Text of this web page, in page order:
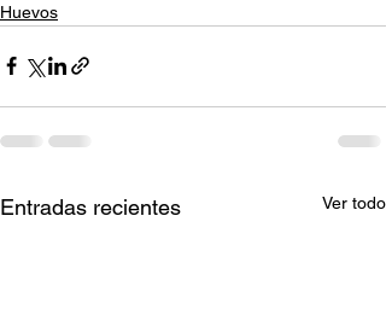
Huevos
Entradas recientes Ver todo